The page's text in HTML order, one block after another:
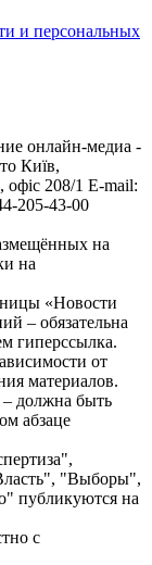
и персональных
онлайн-медиа -
Київ,
208/1 E-mail:
205-43-00
на
на
«Новости
– обязательна
гиперссылка.
от
материалов.
– должна быть
абзаце
"Выборы",
публикуются на
с